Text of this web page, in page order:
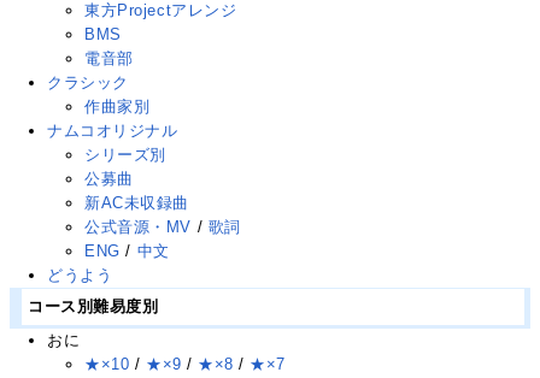
東方Projectアレンジ
BMS
電音部
クラシック
作曲家別
ナムコオリジナル
シリーズ別
公募曲
新AC未収録曲
公式音源・MV / 歌詞
ENG / 中文
どうよう
コース別難易度別
おに
★×10 / ★×9 / ★×8 / ★×7